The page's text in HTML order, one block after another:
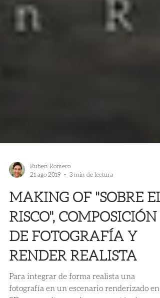
Ruben Romero
21 ago 2019
3 min de lectura
MAKING OF "SOBRE EL
RISCO", COMPOSICIÓN
DE FOTOGRAFÍA Y
RENDER REALISTA